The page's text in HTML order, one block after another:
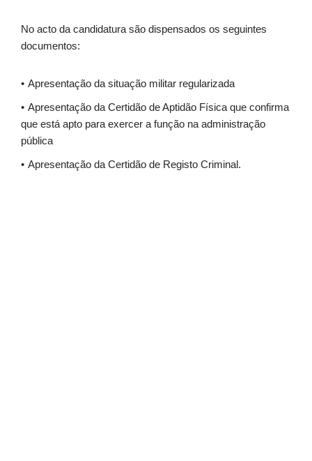
No acto da candidatura são dispensados os seguintes
documentos:
Apresentação da situação militar regularizada
Apresentação da Certidão de Aptidão Física que confirma
que está apto para exercer a função na administração
pública
Apresentação da Certidão de Registo Criminal.